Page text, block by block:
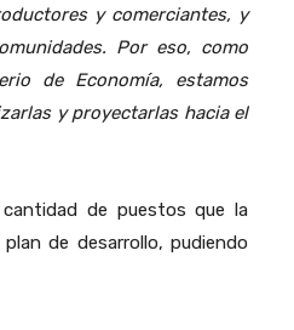
y comerciantes, y
Por eso, como
de Economía, estamos
y proyectarlas hacia el
de puestos que la
de desarrollo, pudiendo